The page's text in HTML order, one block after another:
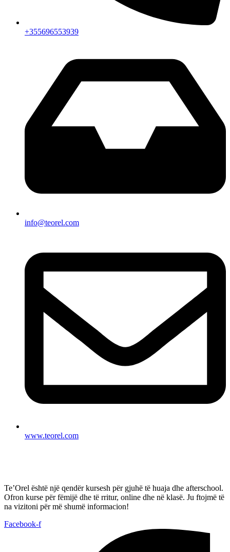
+355696553939
info@teorel.com
www.teorel.com
Te’Orel është një qendër kursesh për gjuhë të huaja dhe afterschool.
Ofron kurse për fëmijë dhe të rritur, online dhe në klasë. Ju ftojmë të
na vizitoni për më shumë informacion!
Facebook-f